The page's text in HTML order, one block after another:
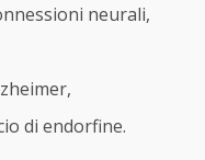
neurali,
di endorfine.